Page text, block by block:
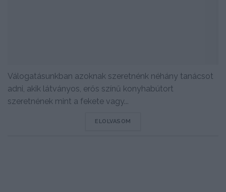
Válogatásunkban azoknak szeretnénk néhány tanácsot
adni, akik látványos, erős színű konyhabútort
szeretnének mint a fekete vagy...
ELOLVASOM